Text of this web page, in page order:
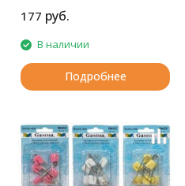
177 руб.
В наличии
Подробнее